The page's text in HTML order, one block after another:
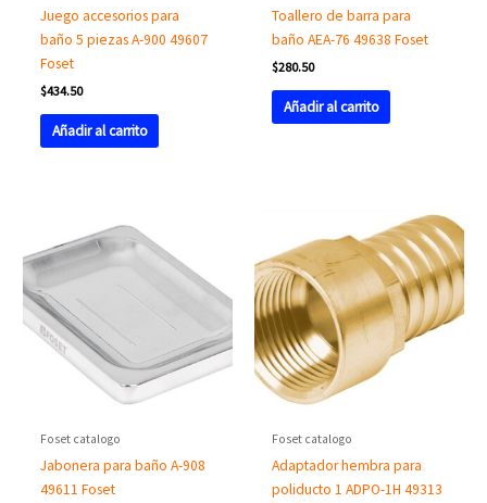
Juego accesorios para
baño 5 piezas A-900 49607
Foset
$434.50
Añadir al carrito
Toallero de barra para
baño AEA-76 49638 Foset
$280.50
Añadir al carrito
Foset catalogo
Jabonera para baño A-908
49611 Foset
Foset catalogo
Adaptador hembra para
poliducto 1 ADPO-1H 49313